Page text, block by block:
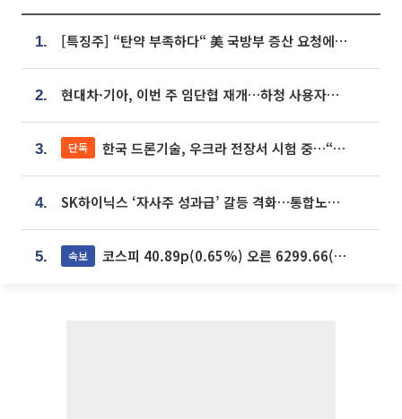
1. [특징주] “탄약 부족하다“ 美 국방부 증산 요청에⋯국내 방산주 급등세
2. 현대차·기아, 이번 주 임단협 재개…하청 사용자성 재심도 ‘변수’
3. 단독 한국 드론기술, 우크라 전장서 시험 중…“스타트업 여러 곳 참여”
4. SK하이닉스 ‘자사주 성과급’ 갈등 격화…통합노조 출범 움직임
5. 속보 코스피 40.89p(0.65%) 오른 6299.66(마감)